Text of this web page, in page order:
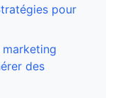
pour
marketing
des